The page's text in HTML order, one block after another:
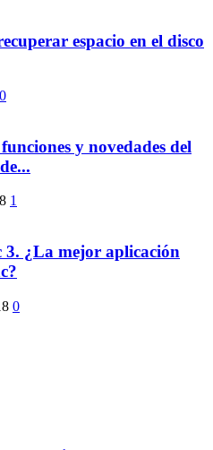
espacio en el disco
0
y novedades del
1
3. ¿La mejor aplicación
0